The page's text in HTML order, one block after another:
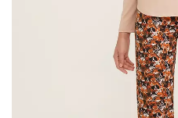
Бесшовные леггинсы из
микрофибры LEGGINGS
02 (черный) Giulia